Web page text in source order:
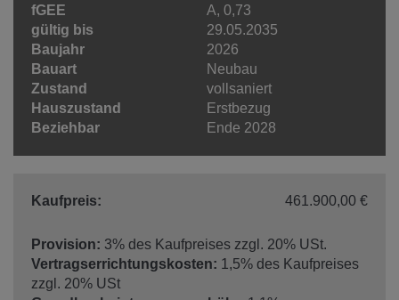
fGEE
A, 0,73
gültig bis
29.05.2035
Baujahr
2026
Bauart
Neubau
Zustand
vollsaniert
Hauszustand
Erstbezug
Beziehbar
Ende 2028
Kaufpreis: 461.900,00 €
Provision: 3% des Kaufpreises zzgl. 20% USt.
Vertragserrichtungskosten: 1,5% des Kaufpreises
zzgl. 20% USt